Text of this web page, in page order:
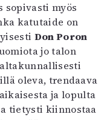
sopivasti myös
katutaide on
Don Poron
jo talon
oleva, trendaava
ja lopulta
tietysti kiinnostaa